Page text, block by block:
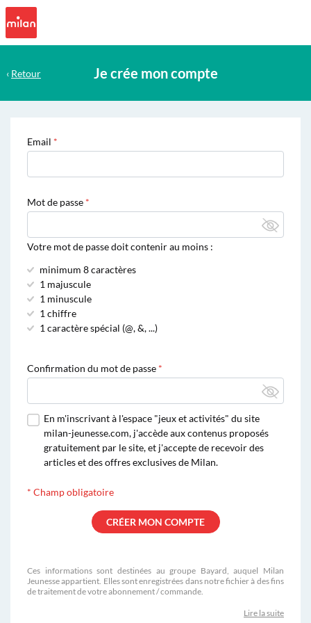
Je crée mon compte
‹ Retour
Email
Mot de passe
Votre mot de passe doit contenir au moins :
minimum 8 caractères
1 majuscule
1 minuscule
1 chiffre
1 caractère spécial (@, &, ...)
Confirmation du mot de passe
En m'inscrivant à l'espace "jeux et activités" du site
milan-jeunesse.com, j'accède aux contenus proposés
gratuitement par le site, et j'accepte de recevoir des
articles et des offres exclusives de Milan.
* Champ obligatoire
Ces informations sont destinées au groupe Bayard, auquel Milan
Jeunesse appartient. Elles sont enregistrées dans notre fichier à des fins
de traitement de votre abonnement / commande.
Lire la suite